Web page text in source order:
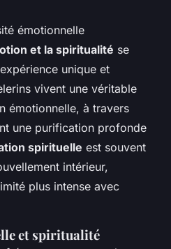
émotionnelle
et la spiritualité se
unique et
vivent une véritable
émotionnelle, à travers
une purification profonde
spirituelle est souvent
intérieur,
plus intense avec
et spiritualité